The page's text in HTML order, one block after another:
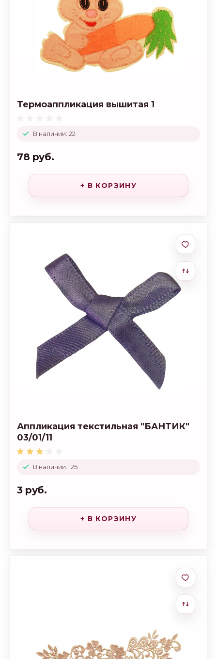
В наличии: 22
Термоаппликация вышитая 1
78 руб.
+ В КОРЗИНУ
В наличии: 125
Аппликация текстильная "БАНТИК"
03/01/11
3 руб.
+ В КОРЗИНУ